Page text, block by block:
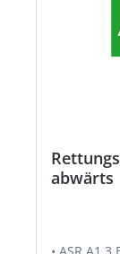
abwärts